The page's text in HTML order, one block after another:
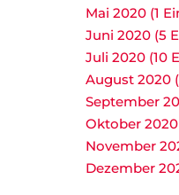
Mai 2020 (1
Juni 2020 (5
Juli 2020 (10
August 2020
September
Oktober
November
Dezember